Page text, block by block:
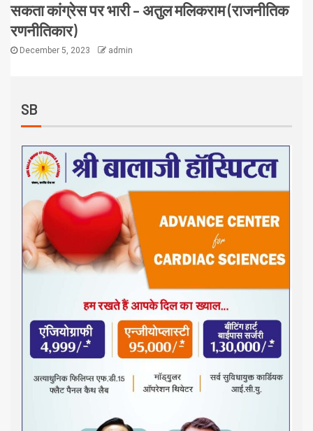
सकता कांग्रेस पर भारी – अतुल मलिकराम (राजनीतिक
रणनीतिकार)
December 5, 2023 admin
SB